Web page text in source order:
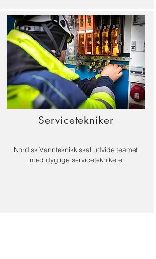
Servicetekniker
Nordisk Vannteknikk skal udvide teamet
med dygtige serviceteknikere